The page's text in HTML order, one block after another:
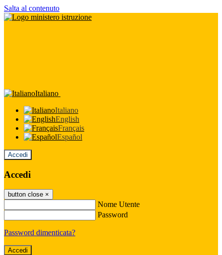
Salta al contenuto
Italiano
Italiano
English
Français
Español
Accedi
Accedi
button close ×
Nome Utente
Password
Password dimenticata?